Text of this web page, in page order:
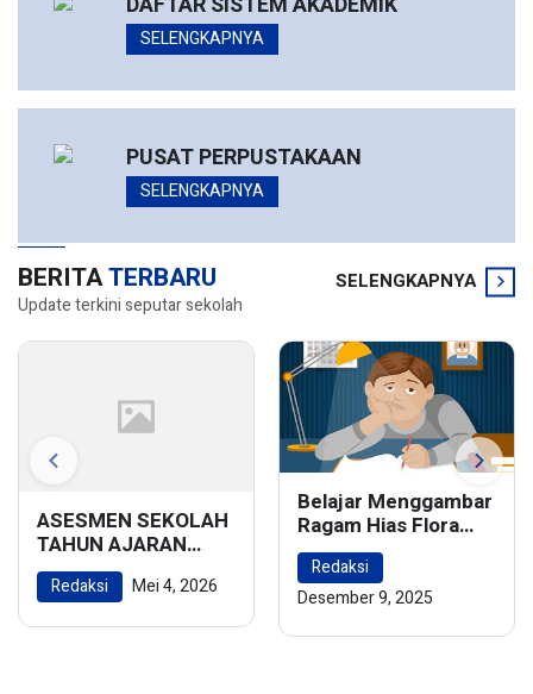
SELENGKAPNYA
PUSAT PERPUSTAKAAN
SELENGKAPNYA
BERITATERBARU
Update terkini seputar sekolah
SELENGKAPNYA
ASESMEN SEKOLAH
TAHUN AJARAN
2025/2026
Redaksi Mei 4, 2026
Belajar Menggambar
Ragam Hias Flora
dan Fauna:
Menghidupkan
Keindahan Alam
Redaksi
Desember 9, 2025